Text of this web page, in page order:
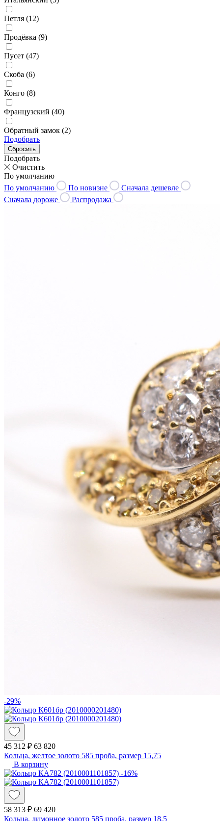
Петля (12)
Продёвка (9)
Пусет (47)
Скоба (6)
Конго (8)
Французский (40)
Обратный замок (2)
Подобрать
Подобрать
Очистить
По умолчанию
По умолчанию
По новизне
Сначала дешевле
Сначала дороже
Распродажа
-29%
45 312 ₽ 63 820
Кольца, желтое золото 585 проба, размер 15,75
В корзину
-16%
58 313 ₽ 69 420
Кольца, лимонное золото 585 проба, размер 18,5